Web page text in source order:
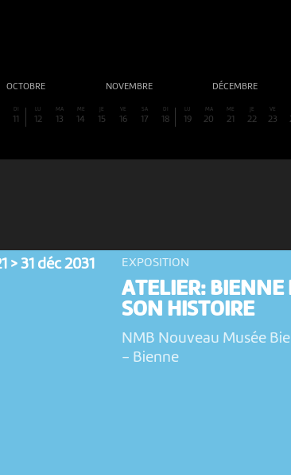
OCTOBRE NOVEMBRE DÉCEMBRE
DI
11
LU
12
MA
13
ME
14
JE
15
VE
16
SA
17
DI
18
LU
19
MA
20
ME
21
JE
22
VE
23
> 31 déc 2031 EXPOSITION
ATELIER: BIENNE
SON HISTOIRE
NMB Nouveau Musée
- Bienne